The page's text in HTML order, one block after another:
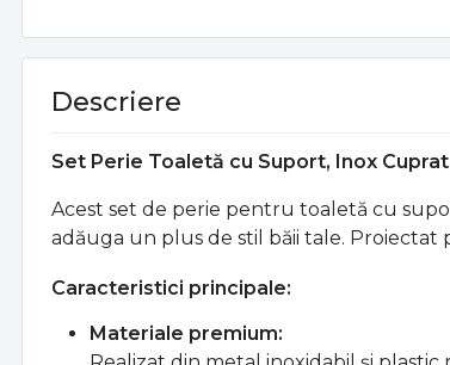
Descriere
Set Perie Toaletă cu Suport, Inox
Acest set de perie pentru toaletă cu
adăuga un plus de stil băii tale. Proiectat
Caracteristici principale:
Materiale premium: